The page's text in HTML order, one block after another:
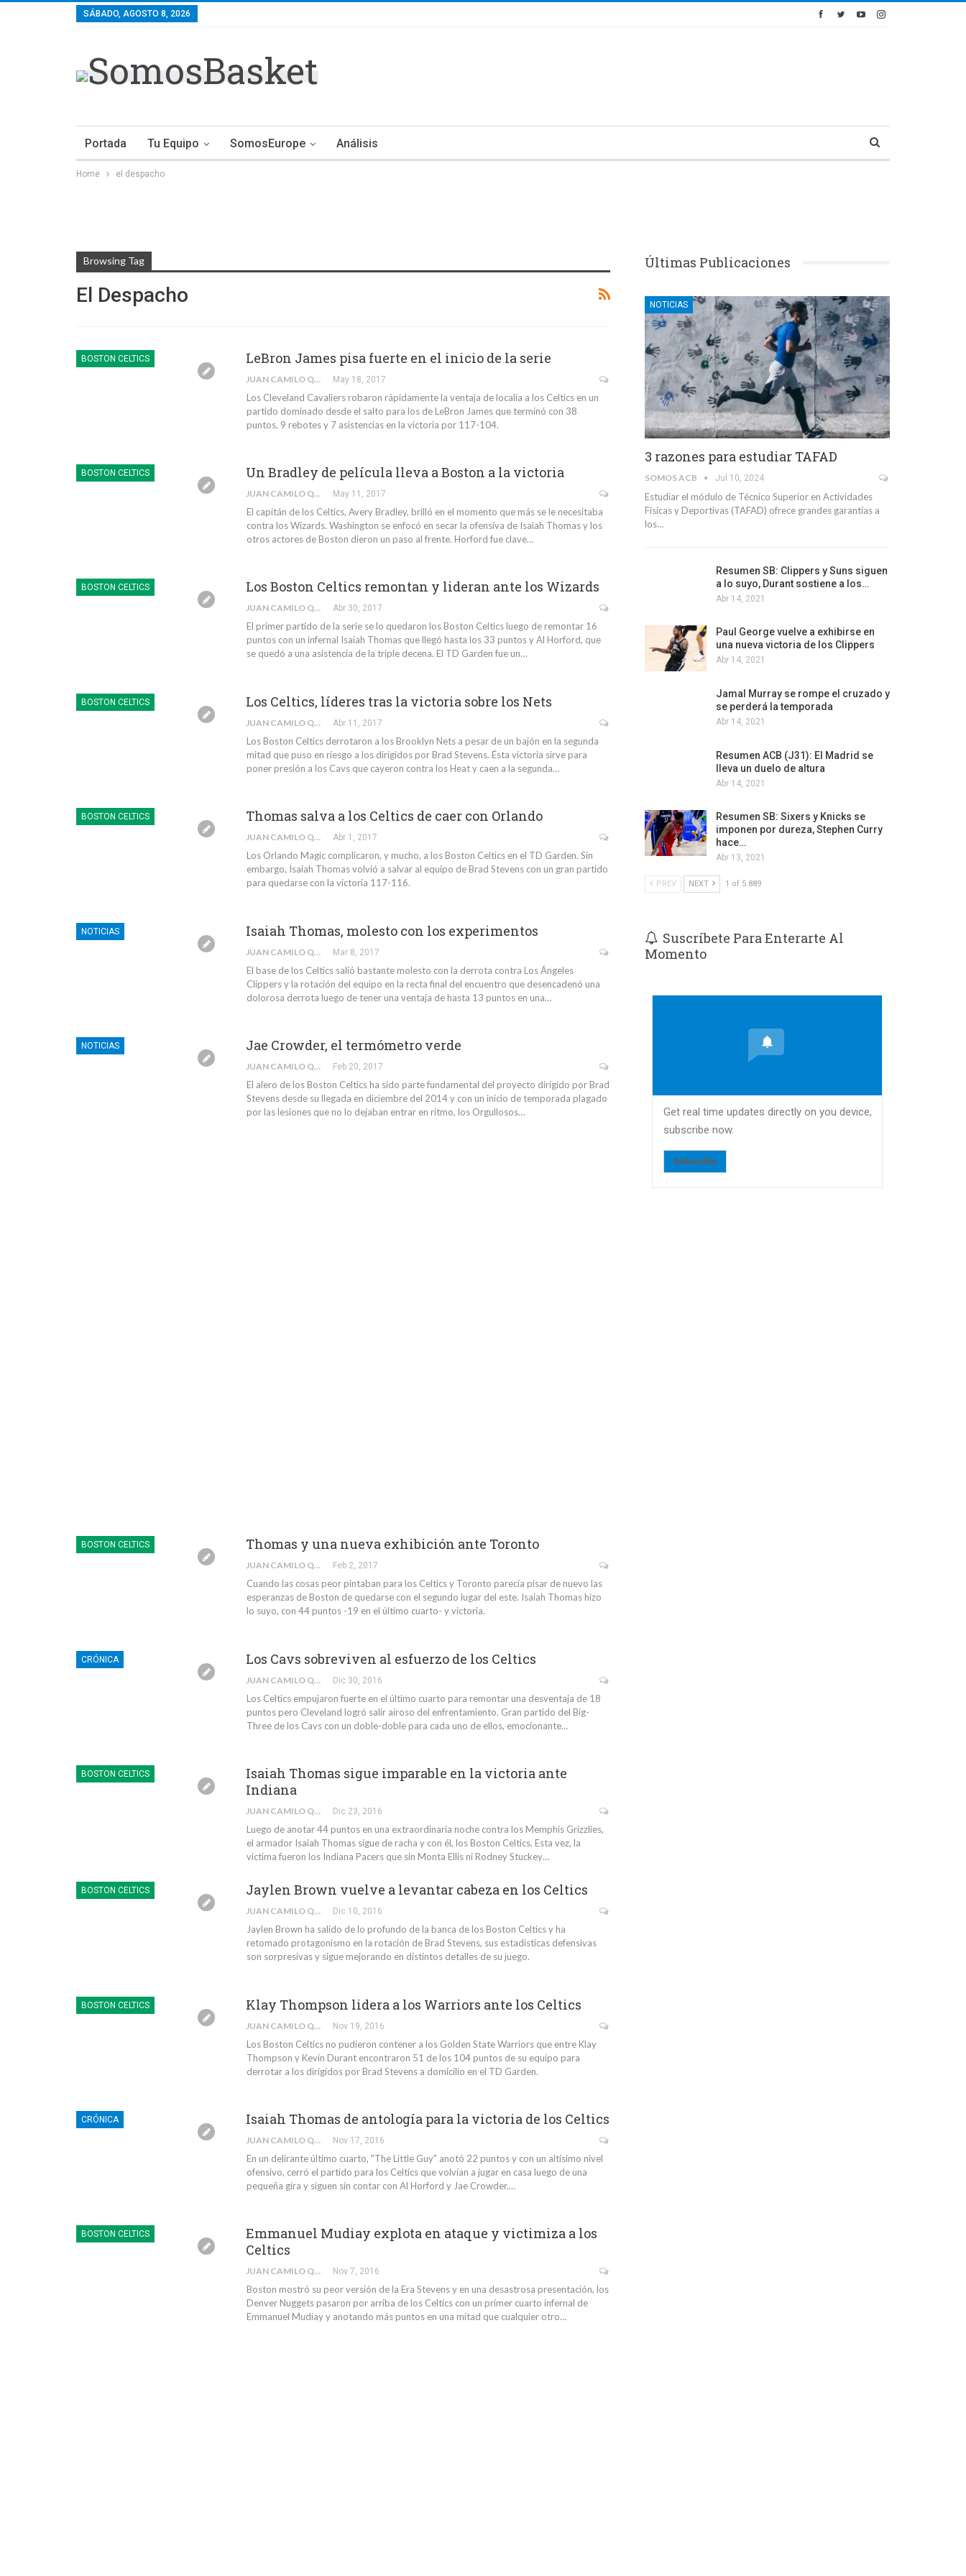
SÁBADO, AGOSTO 8, 2026
Portada Tu Equipo SomosEurope Análisis
Home el despacho
Browsing Tag
El Despacho
BOSTON CELTICS LeBron James pisa fuerte en el inicio de la serie
JUAN CAMILO QUINTERO RIVERA May 18, 2017
Los Cleveland Cavaliers robaron rápidamente la ventaja de localía a los Celtics en un
partido dominado desde el salto para los de LeBron James que terminó con 38
puntos, 9 rebotes y 7 asistencias en la victoria por 117-104.
BOSTON CELTICS Un Bradley de película lleva a Boston a la victoria
JUAN CAMILO QUINTERO RIVERA May 11, 2017
El capitán de los Celtics, Avery Bradley, brilló en el momento que más se le necesitaba
contra los Wizards. Washington se enfocó en secar la ofensiva de Isaiah Thomas y los
otros actores de Boston dieron un paso al frente. Horford fue clave…
BOSTON CELTICS Los Boston Celtics remontan y lideran ante los Wizards
JUAN CAMILO QUINTERO RIVERA Abr 30, 2017
El primer partido de la serie se lo quedaron los Boston Celtics luego de remontar 16
puntos con un infernal Isaiah Thomas que llegó hasta los 33 puntos y Al Horford, que
se quedó a una asistencia de la triple decena. El TD Garden fue un…
BOSTON CELTICS Los Celtics, líderes tras la victoria sobre los Nets
JUAN CAMILO QUINTERO RIVERA Abr 11, 2017
Los Boston Celtics derrotaron a los Brooklyn Nets a pesar de un bajón en la segunda
mitad que puso en riesgo a los dirigidos por Brad Stevens. Ésta victoria sirve para
poner presión a los Cavs que cayeron contra los Heat y caen a la segunda…
BOSTON CELTICS Thomas salva a los Celtics de caer con Orlando
JUAN CAMILO QUINTERO RIVERA Abr 1, 2017
Los Orlando Magic complicaron, y mucho, a los Boston Celtics en el TD Garden. Sin
embargo, Isaiah Thomas volvió a salvar al equipo de Brad Stevens con un gran partido
para quedarse con la victoria 117-116.
NOTICIAS Isaiah Thomas, molesto con los experimentos
JUAN CAMILO QUINTERO RIVERA Mar 8, 2017
El base de los Celtics salió bastante molesto con la derrota contra Los Ángeles
Clippers y la rotación del equipo en la recta final del encuentro que desencadenó una
dolorosa derrota luego de tener una ventaja de hasta 13 puntos en una…
NOTICIAS Jae Crowder, el termómetro verde
JUAN CAMILO QUINTERO RIVERA Feb 20, 2017
El alero de los Boston Celtics ha sido parte fundamental del proyecto dirigido por Brad
Stevens desde su llegada en diciembre del 2014 y con un inicio de temporada plagado
por las lesiones que no lo dejaban entrar en ritmo, los Orgullosos…
BOSTON CELTICS Thomas y una nueva exhibición ante Toronto
JUAN CAMILO QUINTERO RIVERA Feb 2, 2017
Cuando las cosas peor pintaban para los Celtics y Toronto parecía pisar de nuevo las
esperanzas de Boston de quedarse con el segundo lugar del este. Isaiah Thomas hizo
lo suyo, con 44 puntos -19 en el último cuarto- y victoria.
CRÓNICA Los Cavs sobreviven al esfuerzo de los Celtics
JUAN CAMILO QUINTERO RIVERA Dic 30, 2016
Los Celtics empujaron fuerte en el último cuarto para remontar una desventaja de 18
puntos pero Cleveland logró salir airoso del enfrentamiento. Gran partido del Big-
Three de los Cavs con un doble-doble para cada uno de ellos, emocionante…
BOSTON CELTICS
Isaiah Thomas sigue imparable en la victoria ante
Indiana
JUAN CAMILO QUINTERO RIVERA Dic 23, 2016
Luego de anotar 44 puntos en una extraordinaria noche contra los Memphis Grizzlies,
el armador Isaiah Thomas sigue de racha y con él, los Boston Celtics. Esta vez, la
víctima fueron los Indiana Pacers que sin Monta Ellis ni Rodney Stuckey…
BOSTON CELTICS Jaylen Brown vuelve a levantar cabeza en los Celtics
JUAN CAMILO QUINTERO RIVERA Dic 10, 2016
Jaylen Brown ha salido de lo profundo de la banca de los Boston Celtics y ha
retomado protagonismo en la rotación de Brad Stevens, sus estadísticas defensivas
son sorpresivas y sigue mejorando en distintos detalles de su juego.
BOSTON CELTICS Klay Thompson lidera a los Warriors ante los Celtics
JUAN CAMILO QUINTERO RIVERA Nov 19, 2016
Los Boston Celtics no pudieron contener a los Golden State Warriors que entre Klay
Thompson y Kevin Durant encontraron 51 de los 104 puntos de su equipo para
derrotar a los dirigidos por Brad Stevens a domicilio en el TD Garden.
CRÓNICA Isaiah Thomas de antología para la victoria de los Celtics
JUAN CAMILO QUINTERO RIVERA Nov 17, 2016
En un delirante último cuarto, "The Little Guy" anotó 22 puntos y con un altísimo nivel
ofensivo, cerró el partido para los Celtics que volvían a jugar en casa luego de una
pequeña gira y siguen sin contar con Al Horford y Jae Crowder.…
BOSTON CELTICS
Emmanuel Mudiay explota en ataque y victimiza a los
Celtics
JUAN CAMILO QUINTERO RIVERA Nov 7, 2016
Boston mostró su peor versión de la Era Stevens y en una desastrosa presentación, los
Denver Nuggets pasaron por arriba de los Celtics con un primer cuarto infernal de
Emmanuel Mudiay y anotando más puntos en una mitad que cualquier otro…
Últimas Publicaciones
NOTICIAS
3 razones para estudiar TAFAD
SOMOS ACB Jul 10, 2024
Estudiar el módulo de Técnico Superior en Actividades
Físicas y Deportivas (TAFAD) ofrece grandes garantías a
los…
Resumen SB: Clippers y Suns siguen
a lo suyo, Durant sostiene a los…
Abr 14, 2021
Paul George vuelve a exhibirse en
una nueva victoria de los Clippers
Abr 14, 2021
Jamal Murray se rompe el cruzado y
se perderá la temporada
Abr 14, 2021
Resumen ACB (J31): El Madrid se
lleva un duelo de altura
Abr 14, 2021
Resumen SB: Sixers y Knicks se
imponen por dureza, Stephen Curry
hace…
Abr 13, 2021
PREV NEXT 1 of 5.889
Suscríbete Para Enterarte Al
Momento
Get real time updates directly on you device,
subscribe now.
Subscribe